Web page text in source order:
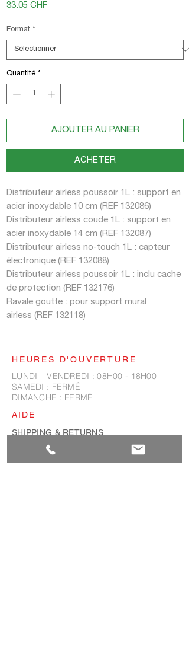
33.05 CHF
Format *
Quantité *
AJOUTER AU PANIER
ACHETER
Distributeur airless poussoir 1L : support en
acier inoxydable 10 cm (REF 132086)
Distributeur airless coude 1L : support en
acier inoxydable 14 cm (REF 132087)
Distributeur airless no-touch 1L : capteur
électronique (REF 132088)
Distributeur airless poussoir 1L : inclu cache
de protection (REF 132176)
Ravale goutte : pour support mural
airless (REF 132118)
HEURES D'OUVERTURE
LUNDI – VENDREDI : 08H00 - 18H00
​​SAMEDI : FERMÉ
​DIMANCHE : FERMÉ
AIDE
SHIPPING & RETURNS
PRIVACY POLICY